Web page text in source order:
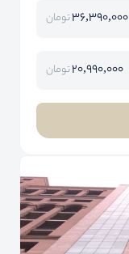
36,390,000تومان
20,990,000تومان